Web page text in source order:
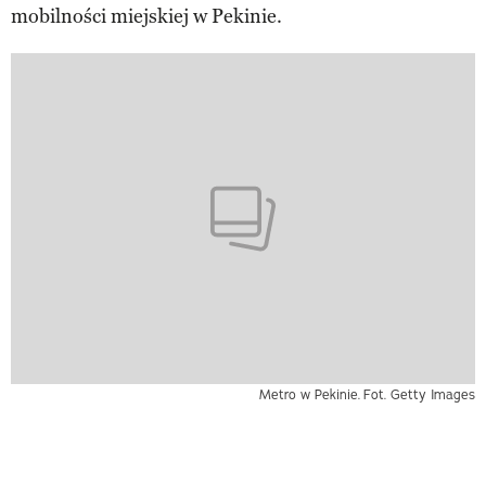
mobilności miejskiej w Pekinie.
Metro w Pekinie. Fot. Getty Images